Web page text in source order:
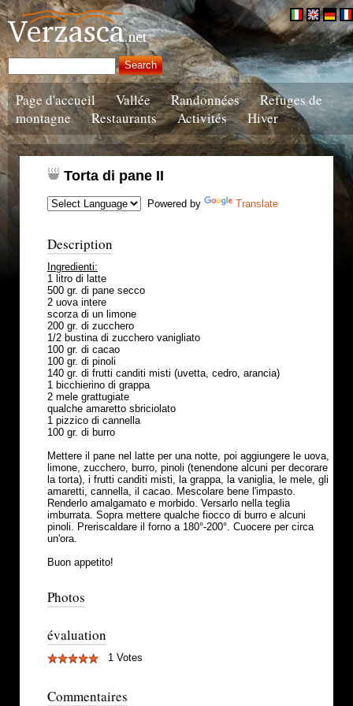
Page d'accueil Vallée Randonnées
Refuges de
montagne
Restaurants Activités Hiver
Torta di pane II
Powered by Translate
Description
Ingredienti:
1 litro di latte
500 gr. di pane secco
2 uova intere
scorza di un limone
200 gr. di zucchero
1/2 bustina di zucchero vanigliato
100 gr. di cacao
100 gr. di pinoli
140 gr. di frutti canditi misti (uvetta, cedro, arancia)
1 bicchierino di grappa
2 mele grattugiate
qualche amaretto sbriciolato
1 pizzico di cannella
100 gr. di burro
Mettere il pane nel latte per una notte, poi aggiungere le uova,
limone, zucchero, burro, pinoli (tenendone alcuni per decorare
la torta), i frutti canditi misti, la grappa, la vaniglia, le mele, gli
amaretti, cannella, il cacao. Mescolare bene l'impasto.
Renderlo amalgamato e morbido. Versarlo nella teglia
imburrata. Sopra mettere qualche fiocco di burro e alcuni
pinoli. Preriscaldare il forno a 180°-200°. Cuocere per circa
un'ora.
Buon appetito!
Photos
évaluation
1 Votes
Commentaires